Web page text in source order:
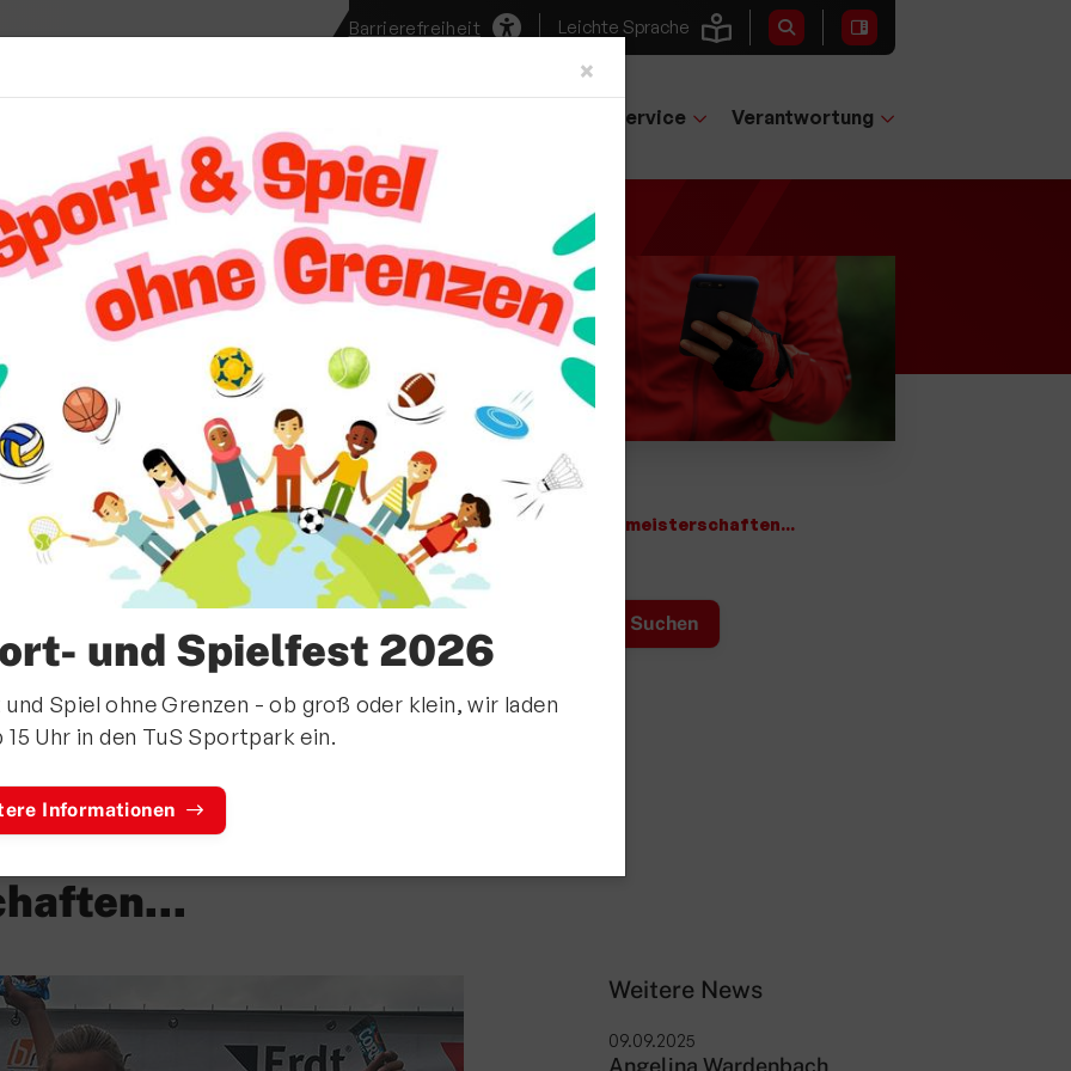
Barrierefreiheit Leichte Sprache
Mitglieder-Service Verantwortung
TuS Nachwuchs Schülerinnen sichern sich gleich 3 Titel bei den Hessenmeisterschaften...
sichern
bei den
Weitere News
09.09.2025
Angelina Wardenbach
×
und Spielfest 2026
Spiel ohne Grenzen - ob groß oder klein, wir laden
15 Uhr in den TuS Sportpark ein.
Informationen